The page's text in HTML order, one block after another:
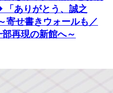
ありがとう、誠之
寄せ書きウォールも／
部再現の新館へ～